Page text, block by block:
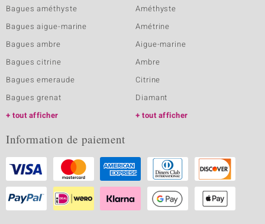
Bagues améthyste
Bagues aigue-marine
Bagues ambre
Bagues citrine
Bagues emeraude
Bagues grenat
tout afficher
Améthyste
Amétrine
Aigue-marine
Ambre
Citrine
Diamant
tout afficher
Information de paiement